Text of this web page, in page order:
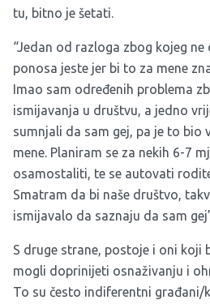
tu, bitno je šetati.
“Jedan od razloga zbog kojeg
ponosa jeste jer bi to za mene
Imao sam određenih problema
ismijavanja u društvu, a jedno
sumnjali da sam gej, pa je to bio
mene. Planiram se za nekih 6-7
osamostaliti, te se autovati
Smatram da bi naše društvo,
ismijavalo da saznaju da sam
S druge strane, postoje i oni koji
mogli doprinijeti osnaživanju i
To su često indiferentni građani/